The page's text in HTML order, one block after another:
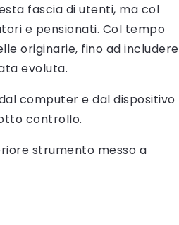
fascia di utenti, ma col
e pensionati. Col tempo
originarie, fino ad includere
evoluta.
computer e dal dispositivo
controllo.
strumento messo a